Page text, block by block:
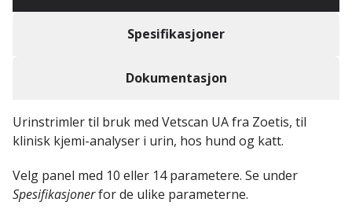
Spesifikasjoner
Dokumentasjon
Urinstrimler til bruk med Vetscan UA fra Zoetis, til
klinisk kjemi-analyser i urin, hos hund og katt.
Velg panel med 10 eller 14 parametere. Se under
Spesifikasjonerfor de ulike parameterne.